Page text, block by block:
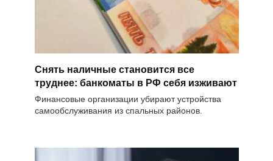
Снять наличные становится все
труднее: банкоматы в РФ себя изживают
Финансовые организации убирают устройства
самообслуживания из спальных районов.